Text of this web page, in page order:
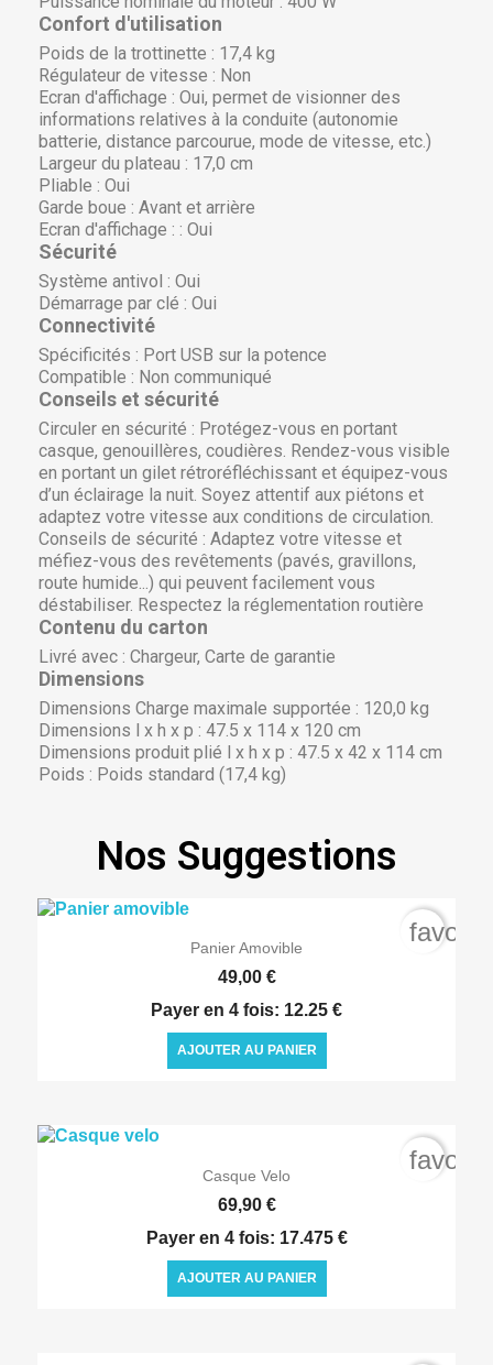
Confort d'utilisation
Poids de la trottinette : 17,4 kg
Régulateur de vitesse : Non
Ecran d'affichage : Oui, permet de visionner des
informations relatives à la conduite (autonomie
batterie, distance parcourue, mode de vitesse, etc.)
Largeur du plateau : 17,0 cm
Pliable : Oui
Garde boue : Avant et arrière
Ecran d'affichage : : Oui
Sécurité
Système antivol : Oui
Démarrage par clé : Oui
Connectivité
Spécificités : Port USB sur la potence
Compatible : Non communiqué
Conseils et sécurité
Circuler en sécurité : Protégez-vous en portant
casque, genouillères, coudières. Rendez-vous visible
en portant un gilet rétroréfléchissant et équipez-vous
d’un éclairage la nuit. Soyez attentif aux piétons et
adaptez votre vitesse aux conditions de circulation.
Conseils de sécurité : Adaptez votre vitesse et
méfiez-vous des revêtements (pavés, gravillons,
route humide...) qui peuvent facilement vous
déstabiliser. Respectez la réglementation routière
Contenu du carton
Livré avec : Chargeur, Carte de garantie
Dimensions
Dimensions Charge maximale supportée : 120,0 kg
Dimensions l x h x p : 47.5 x 114 x 120 cm
Dimensions produit plié l x h x p : 47.5 x 42 x 114 cm
Poids : Poids standard (17,4 kg)
Nos Suggestions
 Aperçu rapide
Panier Amovible
49,00 €
Payer en 4 fois: 12.25 €
AJOUTER AU PANIER
Aperçu rapide
Casque Velo
69,90 €
Payer en 4 fois: 17.475 €
AJOUTER AU PANIER